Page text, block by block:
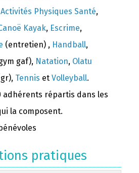
Activités Physiques Santé,
Kayak, Escrime,
(entretien) , Handball,
gaf), Natation, Olatu
Tennis et Volleyball.
adhérents répartis dans les
la composent.
pratiques